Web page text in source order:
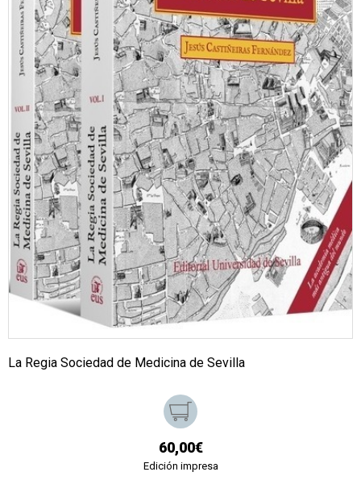
La Regia Sociedad de Medicina de Sevilla
60,00€
Edición impresa